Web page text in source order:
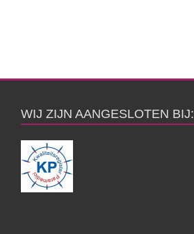
WIJ ZIJN AANGESLOTEN BIJ: